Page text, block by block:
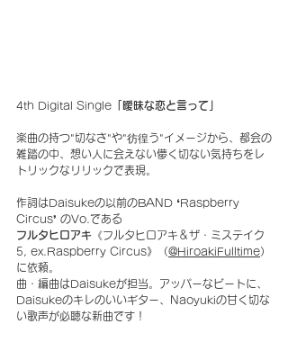
4th Digital Single 「曖昧な恋と言って」
楽曲の持つ"切なさ"や"彷徨う"イメージから、都会の
雑踏の中、想い人に会えない儚く切ない気持ちをレ
トリックなリリックで表現。
作詞はDaisukeの以前のBAND ❛Raspberry
Circus❜ のVo.である
フルタヒロアキ 《フルタヒロアキ＆ザ・ミステイク
5, ex.Raspberry Circus》
（@HiroakiFulltime）
に依頼。
曲・編曲はDaisukeが担当。アッパーなビートに、
Daisukeのキレのいいギター、Naoyukiの甘く切な
い歌声が必聴な新曲です！